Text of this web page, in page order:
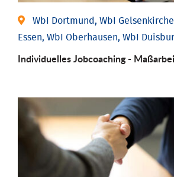
WbI Dortmund, WbI
Essen, WbI Oberhausen, WbI
Individu­elles Job­coaching -